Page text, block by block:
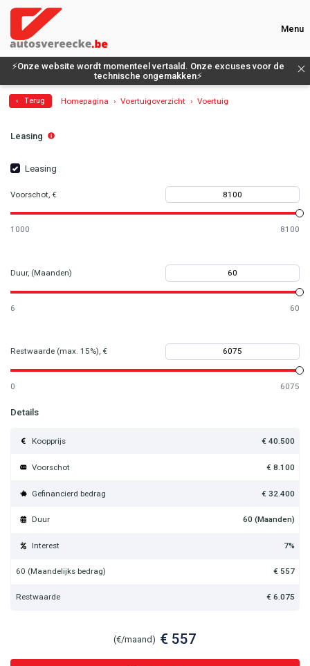
Menu
⚡Onze website wordt momenteel vertaald. Onze excuses voor de
technische ongemakken⚡
‹ Terug Homepagina Voertuigoverzicht Voertuig
Leasing
Leasing
Voorschot, €
1000 8100
Duur, (Maanden)
6 60
Restwaarde (max. 15%), €
0 6075
Details
Koopprijs € 40.500
Voorschot € 8.100
Gefinancierd bedrag € 32.400
Duur 60 (Maanden)
Interest 7%
60 (Maandelijks bedrag) € 557
Restwaarde € 6.075
(€/maand) € 557
test1